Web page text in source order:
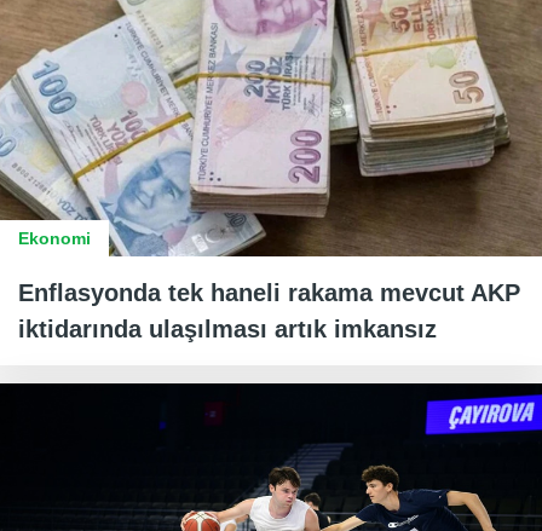
Ekonomi
Enflasyonda tek haneli rakama mevcut AKP
iktidarında ulaşılması artık imkansız